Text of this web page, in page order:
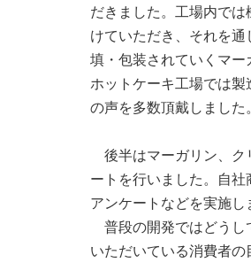
だきました。工場内で
けていただき、それを
填・包装されていくマー
ホットケーキ工場では
の声を多数頂戴しました
後半はマーガリン、ク
ートを行いました。自
アンケートなどを実施し
普段の開発ではどうし
いただいている消費者の